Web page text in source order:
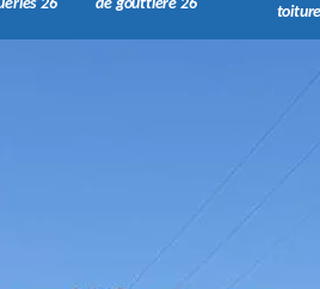
26
de gouttière 26